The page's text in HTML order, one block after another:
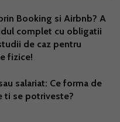
Booking si Airbnb? A
complet cu obligatii
de caz pentru
fizice!
salariat: Ce forma de
ti se potriveste?